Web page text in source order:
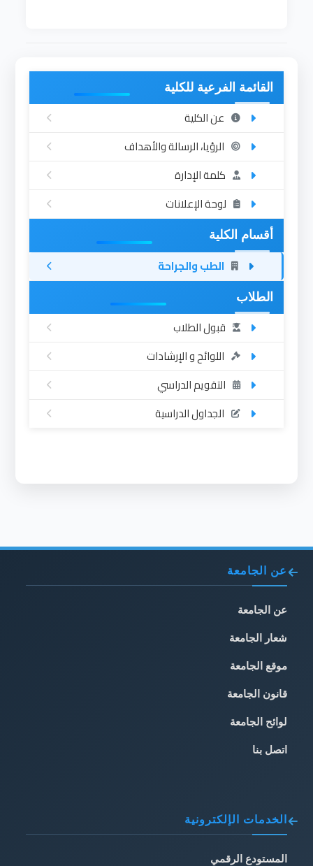
القائمة الفرعية للكلية
عن الكلية
الرؤيا، الرسالة والأهداف
كلمة الإدارة
لوحة الإعلانات
أقسام الكلية
الطب والجراحة
الطلاب
قبول الطلاب
اللوائح و الإرشادات
التقويم الدراسي
الجداول الدراسية
عن الجامعة
عن الجامعة
شعار الجامعة
موقع الجامعة
قانون الجامعة
لوائح الجامعة
اتصل بنا
الخدمات الإلكترونية
المستودع الرقمي